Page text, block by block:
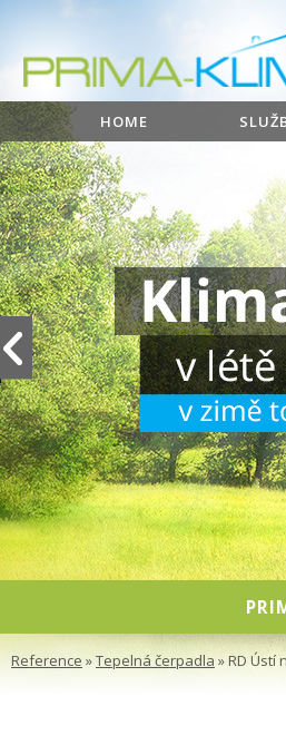
HOME
Reference »Tepelná čerpadla » RD Ústí